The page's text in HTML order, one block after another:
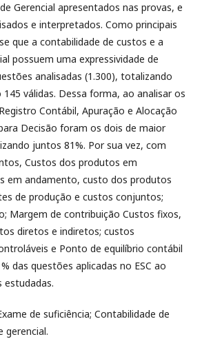
Gerencial apresentados nas provas, e
e interpretados. Como principais
que a contabilidade de custos e a
possuem uma expressividade de
analisadas (1.300), totalizando
válidas. Dessa forma, ao analisar os
Contábil, Apuração e Alocação
Decisão foram os dois de maior
juntos 81%. Por sua vez, com
Custos dos produtos em
em andamento, custo dos produtos
de produção e custos conjuntos;
Margem de contribuição Custos fixos,
diretos e indiretos; custos
e Ponto de equilíbrio contábil
das questões aplicadas no ESC ao
estudadas.
de suficiência; Contabilidade de
gerencial.